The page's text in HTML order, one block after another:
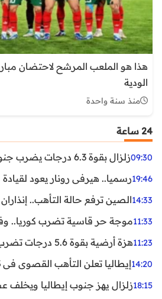
هذا هو الملعب المرشح لاحتضان
الودية
منذ سنة واحدة
24 ساعة
09:30زلزال بقوة 6.3 درجات يضرب جنوب الفلبين.. ولا تحذير من تسونامي حتى الآن
19:46رسميا.. هيرفي رونار يعود
14:33الصين ترفع حالة التأهب..
11:33موجة حر قاسية تضرب كوريا..
11:23هزة أرضية بقوة 5.6 درجات تضرب مصر
14:20إيطاليا تعلن التأهب القصوى في 23 مدينة بسبب موجة حر شديدة
18:15زلزال يهز جنوب إيطاليا